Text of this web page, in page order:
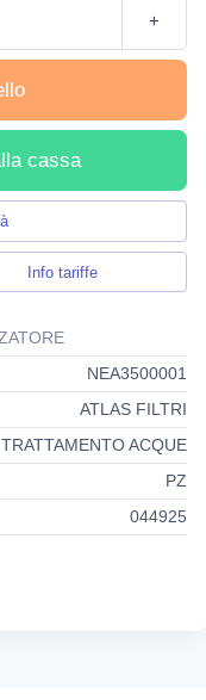
+
cassa
Info tariffe
NEA3500001
ATLAS FILTRI
ACQUE
PZ
044925